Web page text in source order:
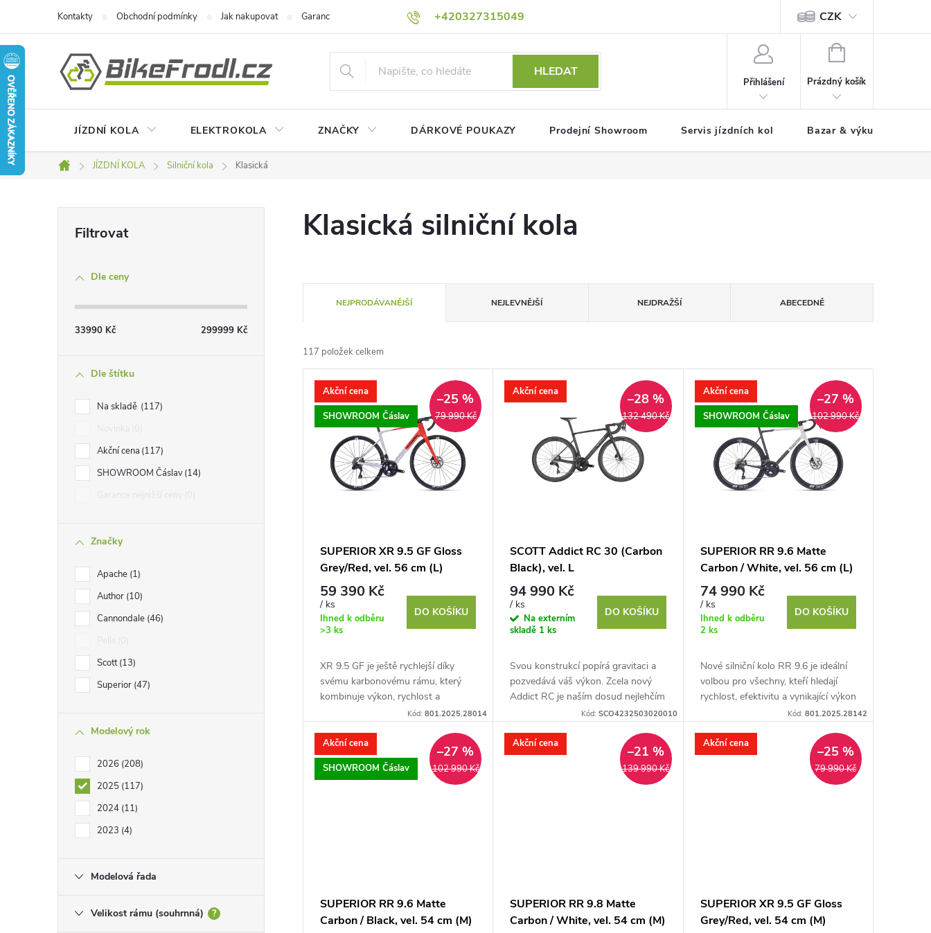
obsah
+420327315049
Kontakty Obchodní podmínky Jak nakupovat Garance nejnižší ceny! Podmínky ochrany osobních údajů CZK
HLEDAT
Přihlášení
NÁKUPNÍ
Prázdný košík
JÍZDNÍ KOLA ELEKTROKOLA ZNAČKY DÁRKOVÉ POUKAZY Prodejní Showroom Servis jízdních kol Bazar & výkup jízdních
Domů
JÍZDNÍ KOLA Silniční kola Klasická
Dle ceny
33990 Kč 299999 Kč
Dle štítku
Na skladě 117
Akční cena 117
SHOWROOM Čáslav 14
Značky
Apache 1
Author 10
Cannondale 46
Scott 13
Superior 47
Modelový rok
2026 208
2025 117
2024 11
2023 4
Modelová řada
Velikost rámu (souhrnná) ?
Klasická silniční kola
a
z
e
n
t
ů
NEJPRODÁVANĚJŠÍ NEJLEVNĚJŠÍ NEJDRAŽŠÍ ABECEDNĚ
117 položek celkem
V
ý
k
Akční cena
SHOWROOM Čáslav
79 990 Kč
–25 %
SUPERIOR XR 9.5 GF Gloss
Grey/Red, vel. 56 cm (L)
59 390 Kč
/ ks
Ihned k odběru
>3 ks
DO KOŠÍKU
XR 9.5 GF je ještě rychlejší díky
svému karbonovému rámu, který
kombinuje výkon, rychlost a
pohodlí. Nová inovativní geometrie
Kód:801.2025.28014
Akční cena
132 490 Kč
–28 %
SCOTT Addict RC 30 (Carbon
Black), vel. L
94 990 Kč
/ ks
Na externím
skladě 1 ks
DO KOŠÍKU
Svou konstrukcí popírá gravitaci a
pozvedává váš výkon. Zcela nový
Addict RC je naším dosud nejlehčím
závodním kolem. Každá jeho část
Kód: SCO4232503020010
Akční cena
SHOWROOM Čáslav
102 990 Kč
–27 %
SUPERIOR RR 9.6 Matte
Carbon / White, vel. 56 cm (L)
74 990 Kč
/ ks
Ihned k odběru
2 ks
DO KOŠÍKU
Nové silniční kolo RR 9.6 je ideální
volbou pro všechny, kteří hledají
rychlost, efektivitu a vynikající výkon
na silnici. Nový silniční rám
Kód: 801.2025.28142
Akční cena
SHOWROOM Čáslav
102 990 Kč
–27 %
SUPERIOR RR 9.6 Matte
Carbon / Black, vel. 54 cm (M)
Akční cena
139 990 Kč
–21 %
SUPERIOR RR 9.8 Matte
Carbon / White, vel. 54 cm (M)
Akční cena
79 990 Kč
–25 %
SUPERIOR XR 9.5 GF Gloss
Grey/Red, vel. 54 cm (M)